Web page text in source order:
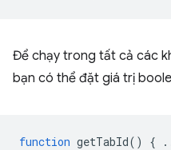
Để chạy trong tất cả các
bạn có thể đặt giá trị
function getTabId() {